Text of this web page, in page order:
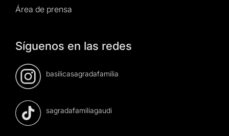
Área de prensa
Síguenos en las redes
basilicasagradafamilia
sagradafamiliagaudi